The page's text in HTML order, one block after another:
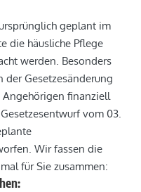
geplant im
die häusliche Pflege
werden. Besonders
Gesetzesänderung
finanziell
vom 03.
Wir fassen die
für Sie zusammen: